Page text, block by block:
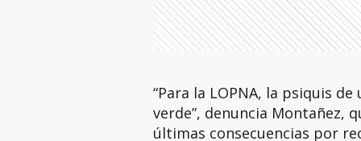
“Para la LOPNA, la psiquis
verde”, denuncia Montañez,
últimas consecuencias por